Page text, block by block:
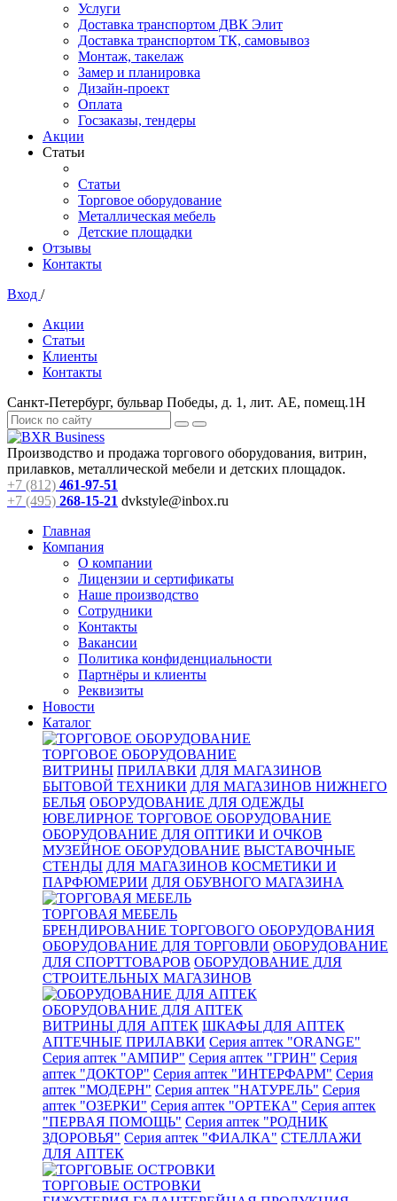
Услуги
Доставка транспортом ДВК Элит
Доставка транспортом ТК, самовывоз
Монтаж, такелаж
Замер и планировка
Дизайн-проект
Оплата
Госзаказы, тендеры
Акции
Статьи
Статьи
Торговое оборудование
Металлическая мебель
Детские площадки
Отзывы
Контакты
Вход /
Акции
Статьи
Клиенты
Контакты
Санкт-Петербург, бульвар Победы, д. 1, лит. АЕ, помещ.1Н
Производство и продажа торгового оборудования, витрин,
прилавков, металлической мебели и детских площадок.
+7 (812) 461-97-51
+7 (495) 268-15-21 dvkstyle@inbox.ru
Главная
Компания
О компании
Лицензии и сертификаты
Наше производство
Сотрудники
Контакты
Вакансии
Политика конфиденциальности
Партнёры и клиенты
Реквизиты
Новости
Каталог
ТОРГОВОЕ ОБОРУДОВАНИЕ
ВИТРИНЫ ПРИЛАВКИ ДЛЯ МАГАЗИНОВ
БЫТОВОЙ ТЕХНИКИ ДЛЯ МАГАЗИНОВ НИЖНЕГО
БЕЛЬЯ ОБОРУДОВАНИЕ ДЛЯ ОДЕЖДЫ
ЮВЕЛИРНОЕ ТОРГОВОЕ ОБОРУДОВАНИЕ
ОБОРУДОВАНИЕ ДЛЯ ОПТИКИ И ОЧКОВ
МУЗЕЙНОЕ ОБОРУДОВАНИЕ ВЫСТАВОЧНЫЕ
СТЕНДЫ ДЛЯ МАГАЗИНОВ КОСМЕТИКИ И
ПАРФЮМЕРИИ ДЛЯ ОБУВНОГО МАГАЗИНА
ТОРГОВАЯ МЕБЕЛЬ
БРЕНДИРОВАНИЕ ТОРГОВОГО ОБОРУДОВАНИЯ
ОБОРУДОВАНИЕ ДЛЯ ТОРГОВЛИ ОБОРУДОВАНИЕ
ДЛЯ СПОРТТОВАРОВ ОБОРУДОВАНИЕ ДЛЯ
СТРОИТЕЛЬНЫХ МАГАЗИНОВ
ОБОРУДОВАНИЕ ДЛЯ АПТЕК
ВИТРИНЫ ДЛЯ АПТЕК ШКАФЫ ДЛЯ АПТЕК
АПТЕЧНЫЕ ПРИЛАВКИ Серия аптек "ORANGE"
Серия аптек "АМПИР" Серия аптек "ГРИН" Серия
аптек "ДОКТОР" Серия аптек "ИНТЕРФАРМ" Серия
аптек "МОДЕРН" Серия аптек "НАТУРЕЛЬ" Серия
аптек "ОЗЕРКИ" Серия аптек "ОРТЕКА" Серия аптек
"ПЕРВАЯ ПОМОЩЬ" Серия аптек "РОДНИК
ЗДОРОВЬЯ" Серия аптек "ФИАЛКА" СТЕЛЛАЖИ
ДЛЯ АПТЕК
ТОРГОВЫЕ ОСТРОВКИ